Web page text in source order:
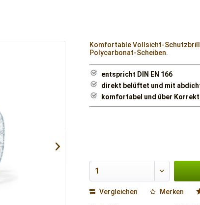
Komfortable Vollsicht-
Polycarbonat-Scheiben.
entspricht DIN EN 166
direkt belüftet und mit
komfortabel und über
Vergleichen Merken